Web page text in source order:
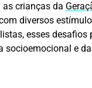
crianças da
diversos
esses desafios
socioemocional e